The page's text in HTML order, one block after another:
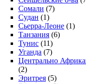
Сомали (7)
Судан (1)
Сьерра-Леоне (1)
Танзания (6)
Тунис (11)
Уганда (7)
Центрально
(2)
Эритрея (5)